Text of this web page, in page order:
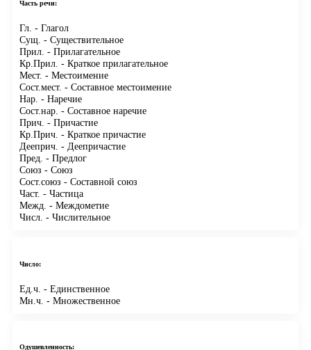
Часть речи:
Гл. - Глагол
Сущ. - Существительное
Прил. - Прилагательное
Кр.Прил. - Краткое прилагательное
Мест. - Местоимение
Сост.мест. - Составное местоимение
Нар. - Наречие
Сост.нар. - Составное наречие
Прич. - Причастие
Кр.Прич. - Краткое причастие
Дееприч. - Деепричастие
Пред. - Предлог
Союз - Союз
Сост.союз - Составной союз
Част. - Частица
Межд. - Междометие
Числ. - Числительное
Число:
Ед.ч. - Единственное
Мн.ч. - Множественное
Одушевленность: